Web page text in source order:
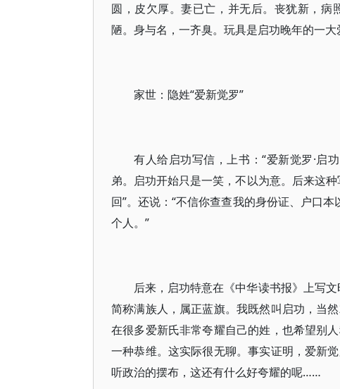
圆，皮欠厚。妻已亡，并无后。丧犹新，
陋。身与名，一齐臭。玩具是启功晚年的一大
家世：隐姓“爱新觉罗”
有人给启功写信，上书：“爱新觉罗·启
弟。启功开始只是一笑，不以为意。后来这
回”。还说：“不信你查查我的身份证、户口本
个人。”
后来，启功特意在《中华读书报》上写
简称满族人，属正蓝旗。我既然叫启功，当
在很多爱新氏非常夸耀自己的姓，也希望别
一种恭维。这实际很无聊。事实证明，爱新
听政治的摆布，这还有什么好夸耀的呢……